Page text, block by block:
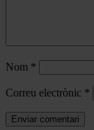
Nom *
Correu electrònic *